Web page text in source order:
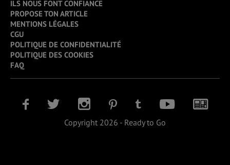
ILS NOUS FONT CONFIANCE
PROPOSE TON ARTICLE
MENTIONS LÉGALES
CGU
POLITIQUE DE CONFIDENTIALITÉ
POLITIQUE DES COOKIES
FAQ
Copyright 2026 - Ready to Go